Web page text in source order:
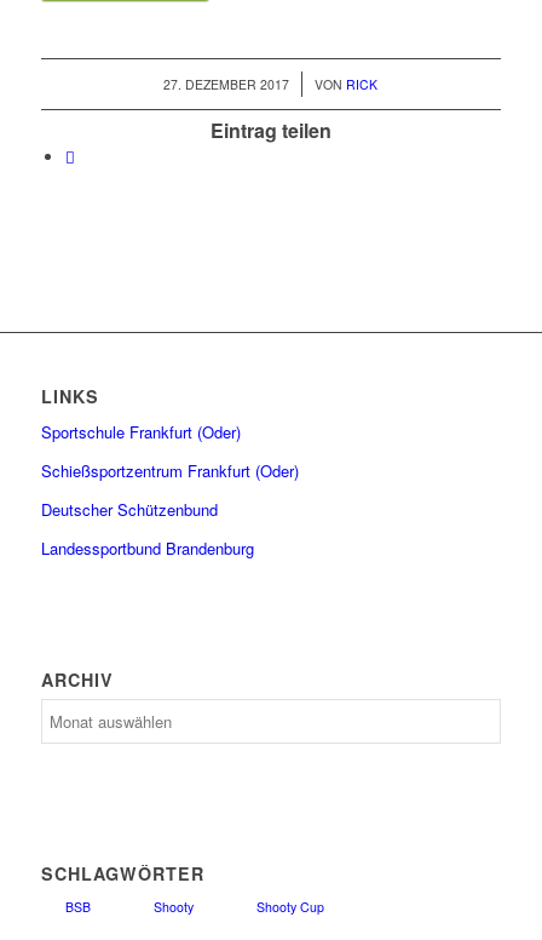
27. DEZEMBER 2017
/ VON RICK
Eintrag teilen
LINKS
Sportschule Frankfurt (Oder)
Schießsportzentrum Frankfurt (Oder)
Deutscher Schützenbund
Landessportbund Brandenburg
ARCHIV
SCHLAGWÖRTER
BSB Shooty Shooty Cup